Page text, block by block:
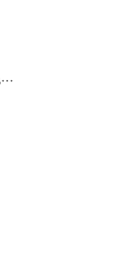
ASUS TUF Gaming B850-PLUS WIFI